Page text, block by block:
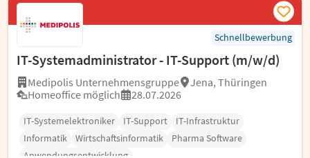
Schnellbewerbung
IT-Systemadministrator - IT-Support (m/w/d)
Medipolis Unternehmensgruppe
Jena, Thüringen
Homeoffice möglich
28.07.2026
IT-Systemelektroniker IT-Support
IT-Infrastruktur
Informatik
Wirtschaftsinformatik
Pharma Software
Anwendungsentwicklung